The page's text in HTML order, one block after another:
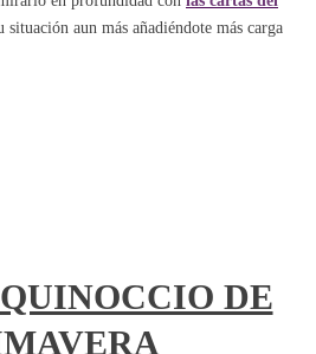
aun más añadiéndote más carga
DE